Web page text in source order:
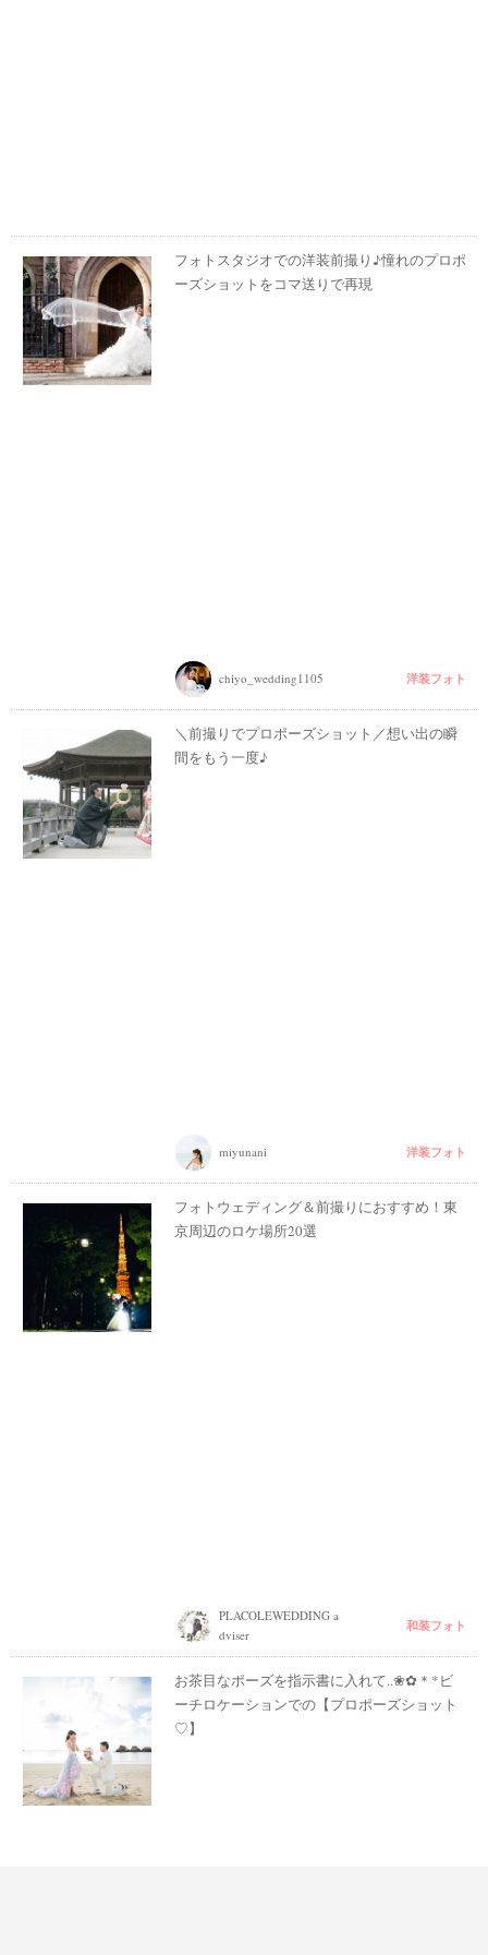
フォトスタジオでの洋装前撮り♪憧れのプロポ
ーズショットをコマ送りで再現
chiyo_wedding1105 洋装フォト
＼前撮りでプロポーズショット／想い出の瞬
間をもう一度♪
miyunani 洋装フォト
フォトウェディング＆前撮りにおすすめ！東
京周辺のロケ場所20選
PLACOLEWEDDING a
dviser
和装フォト
お茶目なポーズを指示書に入れて..❀✿＊*ビ
ーチロケーションでの【プロポーズショット
♡】